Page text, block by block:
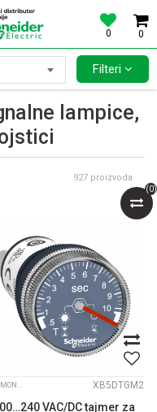
0
0
SCHNEIDER ELECTRIC
(0)
lampice,
Filteri
927 proizvoda
HARMONY XB5 XB5DTGM2
VAC/DC tajmer za